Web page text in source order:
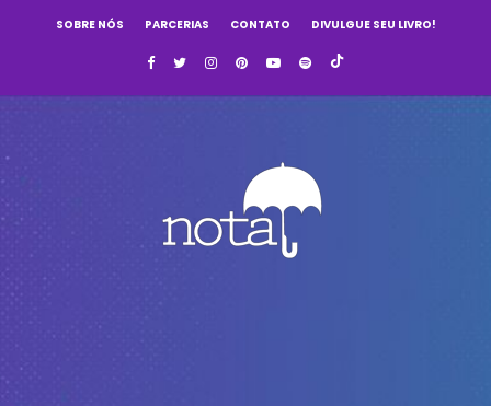
SOBRE NÓS PARCERIAS CONTATO DIVULGUE SEU LIVRO!